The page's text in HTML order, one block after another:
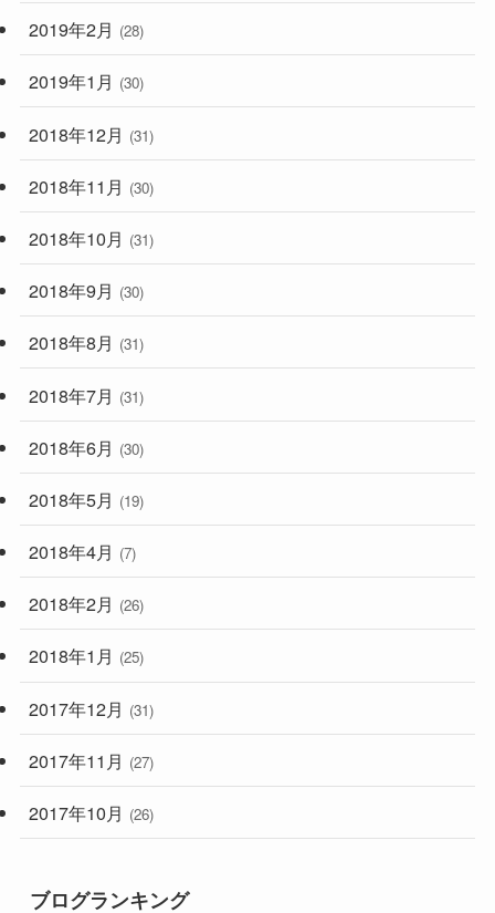
2019年2月 (28)
2019年1月 (30)
2018年12月 (31)
2018年11月 (30)
2018年10月 (31)
2018年9月 (30)
2018年8月 (31)
2018年7月 (31)
2018年6月 (30)
2018年5月 (19)
2018年4月 (7)
2018年2月 (26)
2018年1月 (25)
2017年12月 (31)
2017年11月 (27)
2017年10月 (26)
ブログランキング